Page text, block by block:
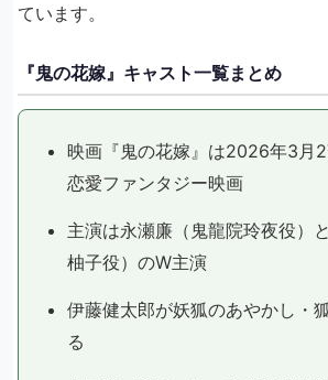
ています。
『鬼の花嫁』キャスト一覧まとめ
映画『鬼の花嫁』は2026年3月
恋愛ファンタジー映画
主演は永瀬廉（鬼龍院玲夜役）
柚子役）のW主演
伊藤健太郎が妖狐のあやかし・
る